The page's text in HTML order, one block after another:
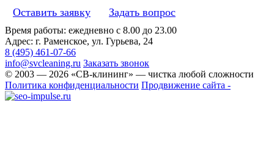
Оставить заявку Задать вопрос
Время работы: ежедневно с 8.00 до 23.00
Адрес: г. Раменское, ул. Гурьева, 24
8 (495) 461-07-66
info@svcleaning.ru Заказать звонок
© 2003 — 2026 «СВ-клининг» — чистка любой сложности
Политика конфиденциальности Продвижение сайта -